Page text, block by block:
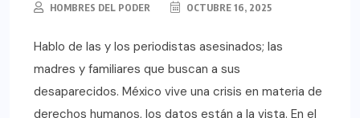
HOMBRES DEL PODER OCTUBRE 16, 2025
Hablo de las y los periodistas asesinados; las
madres y familiares que buscan a sus
desaparecidos. México vive una crisis en materia de
derechos humanos, los datos están a la vista. En el